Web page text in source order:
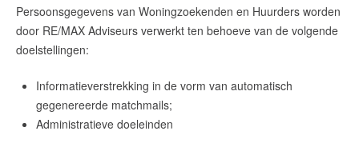
Persoonsgegevens van Woningzoekenden en Huurders worden
door RE/MAX Adviseurs verwerkt ten behoeve van de volgende
doelstellingen:
Informatieverstrekking in de vorm van automatisch
gegenereerde matchmails;
Administratieve doeleinden